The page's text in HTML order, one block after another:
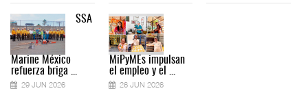
SSA
Marine México
refuerza briga ...
29 JUN 2026
MiPyMEs impulsan
el empleo y el ...
26 JUN 2026